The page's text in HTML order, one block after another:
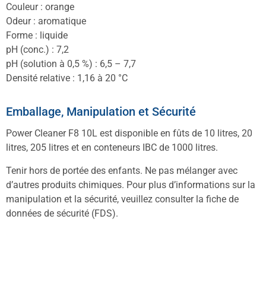
Couleur : orange
Odeur : aromatique
Forme : liquide
pH (conc.) : 7,2
pH (solution à 0,5 %) : 6,5 – 7,7
Densité relative : 1,16 à 20 °C
Emballage, Manipulation et Sécurité
Power Cleaner F8 10L est disponible en fûts de 10 litres, 20
litres, 205 litres et en conteneurs IBC de 1000 litres.
Tenir hors de portée des enfants. Ne pas mélanger avec
d’autres produits chimiques. Pour plus d’informations sur la
manipulation et la sécurité, veuillez consulter la fiche de
données de sécurité (FDS).